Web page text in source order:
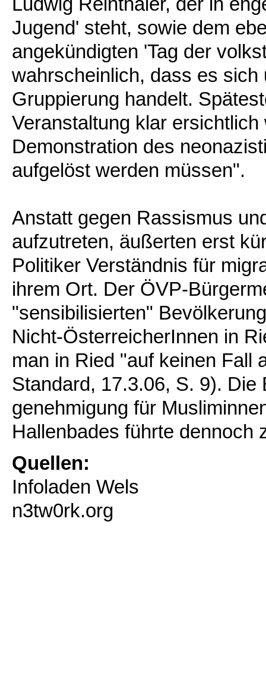
Jugend' steht, sowie dem
angekündigten 'Tag der
wahrscheinlich, dass es
Gruppierung handelt.
Veranstaltung klar
Demonstration des
aufgelöst werden müssen".
Anstatt gegen Rassismus
aufzutreten, äußerten erst
Politiker Verständnis für
ihrem Ort. Der ÖVP-
"sensibilisierten"
Nicht-ÖsterreicherInnen in
man in Ried "auf keinen Fall
Standard, 17.3.06, S. 9).
genehmigung für
Hallenbades führte dennoch
Quellen:
Infoladen Wels
n3tw0rk.org